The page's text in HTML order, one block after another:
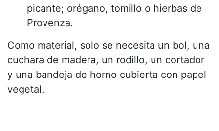
picante; orégano, tomillo o hierbas de
Provenza.
Como material, solo se necesita un bol, una
cuchara de madera, un rodillo, un cortador
y una bandeja de horno cubierta con papel
vegetal.